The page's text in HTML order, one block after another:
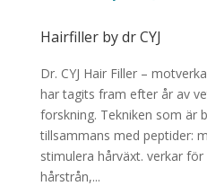
Hairfiller by dr CYJ
Dr. CYJ Hair Filler –
har tagits fram efter år av
forskning. Tekniken som är
tillsammans med peptider:
stimulera hårväxt. verkar
hårstrån,...